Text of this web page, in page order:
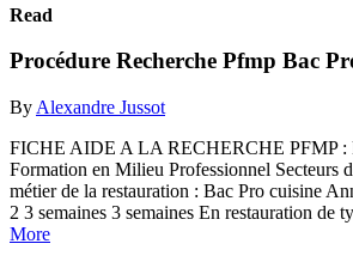
Read
Procédure Recherche Pfmp Bac
By Alexandre Jussot
FICHE AIDE A LA RECHERCHE PFMP :
Formation en Milieu Professionnel Secteurs
métier de la restauration : Bac Pro cuisine
2 3 semaines 3 semaines En restauration de
More